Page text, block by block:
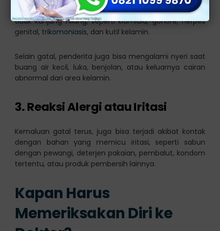
Beberapa jenis IMS bisa menyebabkan rasa gatal yang
tidak kunjung hilang, seperti klamidia, gonore, herpes
genital, trikomoniasis, dan kutil kelamin.
Selain gatal, penderita juga bisa mengalami nyeri saat
buang air kecil, luka, benjolan, atau keluarnya cairan
abnormal dari area kelamin.
3. Reaksi Alergi atau Iritasi
Kemaluan gatal terus, juga bisa terjadi akibat kontak
dengan bahan yang memicu iritasi, seperti sabun
dengan pewangi, deterjen pakaian, pembalut, kondom
tertentu, atau produk pembersih lainnya.
Kapan Harus
Memeriksakan Diri ke